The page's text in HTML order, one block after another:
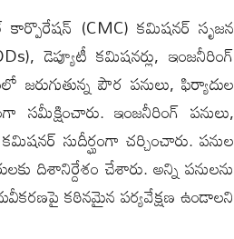
కార్పొరేషన్ (CMC) కమిషనర్ సృజ‌న
డెప్యూటీ కమిషనర్లు, ఇంజనీరింగ్
పౌర పనులు, ఫిర్యాదుల
ఇంజనీరింగ్ పనులు,
సుదీర్ఘంగా చర్చించారు. పనుల
దిశానిర్దేశం చేశారు. అన్ని పనులను
కఠినమైన పర్యవేక్షణ ఉండాల‌ని